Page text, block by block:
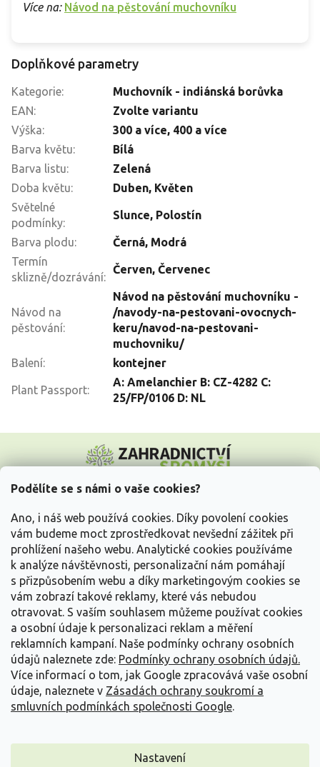
Podělíte se s námi o vaše cookies?
Ano, i náš web používá cookies. Díky povolení cookies
vám budeme moct zprostředkovat nevšední zážitek při
prohlížení našeho webu. Analytické cookies používáme
k analýze návštěvnosti, personalizační nám pomáhají
s přizpůsobením webu a díky marketingovým cookies se
vám zobrazí takové reklamy, které vás nebudou
otravovat. S vaším souhlasem můžeme používat cookies
a osobní údaje k personalizaci reklam a měření
reklamních kampaní. Naše podmínky ochrany osobních
údajů naleznete zde: Podmínky ochrany osobních údajů.
Více informací o tom, jak Google zpracovává vaše osobní
údaje, naleznete v Zásadách ochrany soukromí a
smluvních podmínkách společnosti Google.
Nastavení
Více na: Návod na pěstování muchovníku
Doplňkové parametry
Kategorie:
Muchovník - indiánská borůvka
EAN:
Zvolte variantu
Výška: 300 a více, 400 a více
Barva květu:
Bílá
Barva listu:
Zelená
Doba květu: Duben, Květen
Světelné
podmínky:
Slunce, Polostín
Barva plodu: Černá, Modrá
Termín
sklizně/dozrávání:
Červen, Červenec
Návod na
pěstování:
Návod na pěstování muchovníku -
/navody-na-pestovani-ovocnych-
keru/navod-na-pestovani-
muchovniku/
Balení: kontejner
Plant Passport:
A: Amelanchier B: CZ-4282 C:
25/FP/0106 D: NL
p
Vše o nákupu
Informace pro Vás
Kontakujte nás
Vytvořil Shoptet